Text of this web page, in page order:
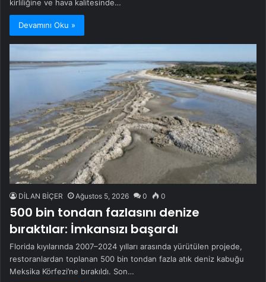
kirliliğine ve hava kalitesinde…
Devamını Oku »
DİLAN BİÇER Ağustos 5, 2026 0 0
500 bin tondan fazlasını denize
bıraktılar: İmkansızı başardı
Florida kıyılarında 2007–2024 yılları arasında yürütülen projede,
restoranlardan toplanan 500 bin tondan fazla atık deniz kabuğu
Meksika Körfezi’ne bırakıldı. Son…